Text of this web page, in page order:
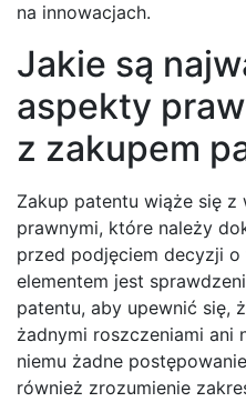
na innowacjach.
Jakie są
aspekty
z zakupem
Zakup patentu wiąże się z
prawnymi, które należy
przed podjęciem decyzji
elementem jest
patentu, aby upewnić się,
żadnymi roszczeniami ani
niemu żadne
również zrozumienie